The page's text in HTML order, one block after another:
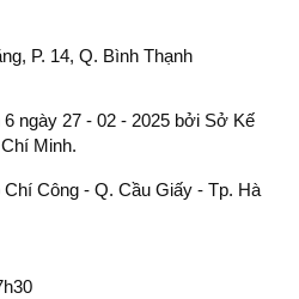
P. 14, Q. Bình Thạnh
ngày 27 - 02 - 2025 bởi Sở Kế
Minh.
Chí Công - Q. Cầu Giấy - Tp. Hà